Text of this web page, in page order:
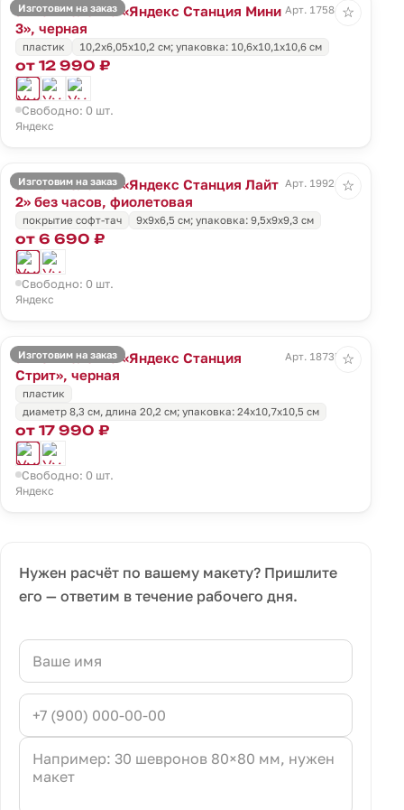
Изготовим на заказ
Умная колонка «Яндекс Станция Мини
3», черная
Арт. 17584.30
пластик 10,2x6,05x10,2 см; упаковка: 10,6x10,1x10,6 см
от 12 990 ₽
Свободно: 0 шт.
Яндекс
☆
Изготовим на заказ
Умная колонка «Яндекс Станция Лайт
2» без часов, фиолетовая
Арт. 19924.78
покрытие софт-тач 9x9x6,5 см; упаковка: 9,5x9x9,3 см
от 6 690 ₽
Свободно: 0 шт.
Яндекс
☆
Изготовим на заказ
Умная колонка «Яндекс Станция
Стрит», черная
Арт. 18735.30
пластик
диаметр 8,3 см, длина 20,2 см; упаковка: 24x10,7x10,5 см
от 17 990 ₽
Свободно: 0 шт.
Яндекс
☆
Нужен расчёт по вашему макету? Пришлите
его — ответим в течение рабочего дня.